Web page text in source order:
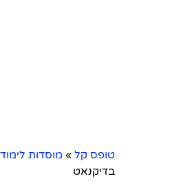
טופס קל » מוסדות לימוד
בדיקנאט